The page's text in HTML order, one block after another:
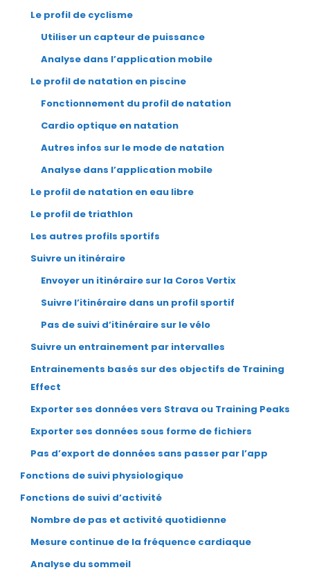
Le profil de cyclisme
Utiliser un capteur de puissance
Analyse dans l’application mobile
Le profil de natation en piscine
Fonctionnement du profil de natation
Cardio optique en natation
Autres infos sur le mode de natation
Analyse dans l’application mobile
Le profil de natation en eau libre
Le profil de triathlon
Les autres profils sportifs
Suivre un itinéraire
Envoyer un itinéraire sur la Coros Vertix
Suivre l’itinéraire dans un profil sportif
Pas de suivi d’itinéraire sur le vélo
Suivre un entrainement par intervalles
Entrainements basés sur des objectifs de Training
Effect
Exporter ses données vers Strava ou Training Peaks
Exporter ses données sous forme de fichiers
Pas d’export de données sans passer par l’app
Fonctions de suivi physiologique
Fonctions de suivi d’activité
Nombre de pas et activité quotidienne
Mesure continue de la fréquence cardiaque
Analyse du sommeil